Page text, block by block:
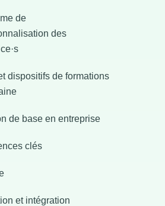
de
des
dispositifs de formations
de base en entreprise
clés
et intégration